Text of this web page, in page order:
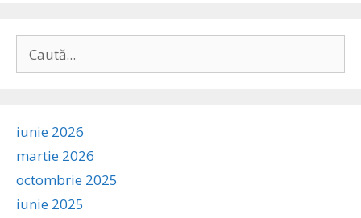
după:
iunie 2026
martie 2026
octombrie 2025
iunie 2025